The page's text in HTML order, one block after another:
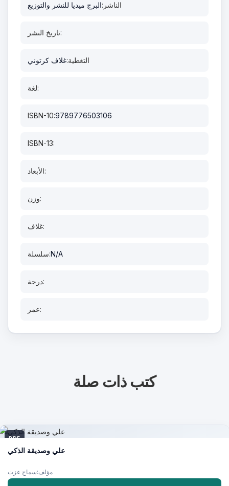
الناشر:البرج ميديا للنشر والتوزيع
تاريخ النشر:
التغطية:غلاف كرتوني
لغة:
ISBN-10:9789776503106
ISBN-13:
الأبعاد:
وزن:
غلاف:
سلسلة:N/A
درجة:
عمر:
كتب ذات صلة
PDF
علي وصديقة الذكي
مؤلف:سماح عزت